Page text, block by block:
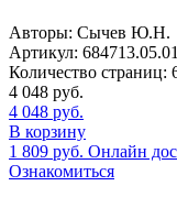
Авторы: Сычев Ю.Н.
Артикул: 684713.05.01
Количество страниц:
4 048 руб.
4 048 руб.
В корзину
1 809 руб. Онлайн
Ознакомиться